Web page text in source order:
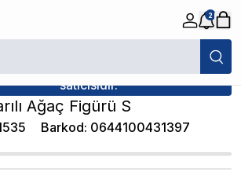
2
satıcısıdır.
Ağaç Figürü S
Barkod: 0644100431397